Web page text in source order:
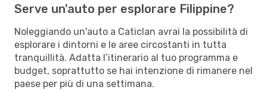
Serve un'auto per esplorare Filippine?
Noleggiando un'auto a Caticlan avrai la possibilità di
esplorare i dintorni e le aree circostanti in tutta
tranquillità. Adatta l’itinerario al tuo programma e
budget, soprattutto se hai intenzione di rimanere nel
paese per più di una settimana.